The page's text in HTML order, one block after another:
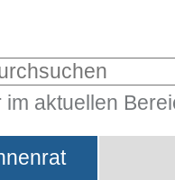
im aktuellen